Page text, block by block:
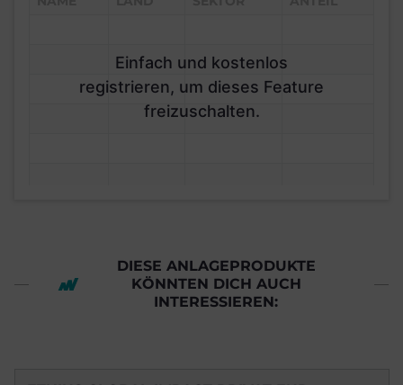
Einfach und kostenlos
registrieren, um dieses Feature
freizuschalten.
DIESE ANLAGEPRODUKTE
KÖNNTEN DICH AUCH
INTERESSIEREN: